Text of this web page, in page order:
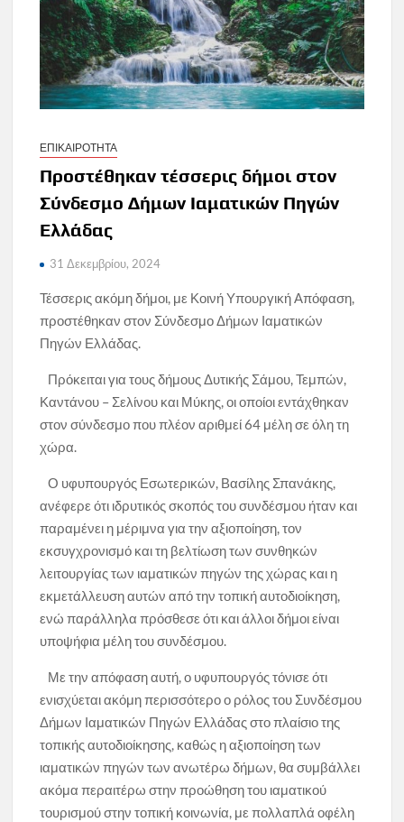
ΕΠΙΚΑΙΡΟΤΗΤΑ
Προστέθηκαν τέσσερις δήμοι στον
Σύνδεσμο Δήμων Ιαματικών Πηγών
Ελλάδας
31 Δεκεμβρίου, 2024
Τέσσερις ακόμη δήμοι, με Κοινή Υπουργική Απόφαση,
προστέθηκαν στον Σύνδεσμο Δήμων Ιαματικών
Πηγών Ελλάδας.
Πρόκειται για τους δήμους Δυτικής Σάμου, Τεμπών,
Καντάνου – Σελίνου και Μύκης, οι οποίοι εντάχθηκαν
στον σύνδεσμο που πλέον αριθμεί 64 μέλη σε όλη τη
χώρα.
Ο υφυπουργός Εσωτερικών, Βασίλης Σπανάκης,
ανέφερε ότι ιδρυτικός σκοπός του συνδέσμου ήταν και
παραμένει η μέριμνα για την αξιοποίηση, τον
εκσυγχρονισμό και τη βελτίωση των συνθηκών
λειτουργίας των ιαματικών πηγών της χώρας και η
εκμετάλλευση αυτών από την τοπική αυτοδιοίκηση,
ενώ παράλληλα πρόσθεσε ότι και άλλοι δήμοι είναι
υποψήφια μέλη του συνδέσμου.
Με την απόφαση αυτή, ο υφυπουργός τόνισε ότι
ενισχύεται ακόμη περισσότερο ο ρόλος του Συνδέσμου
Δήμων Ιαματικών Πηγών Ελλάδας στο πλαίσιο της
τοπικής αυτοδιοίκησης, καθώς η αξιοποίηση των
ιαματικών πηγών των ανωτέρω δήμων, θα συμβάλλει
ακόμα περαιτέρω στην προώθηση του ιαματικού
τουρισμού στην τοπική κοινωνία, με πολλαπλά οφέλη